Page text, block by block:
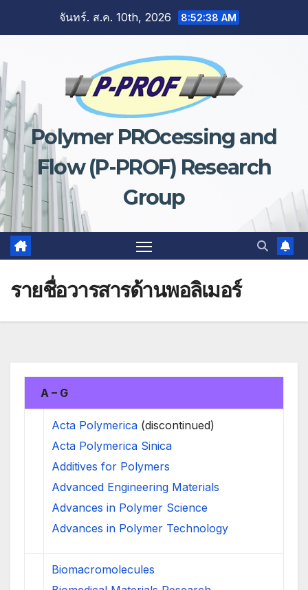
จันทร์. ส.ค. 10th, 2026 8:52:39 AM
Polymer PROcessing and
Flow (P-PROF) Research
Group
รายชื่อวารสารด้านพอลิเมอร์
A – G
Acta Polymerica (discontinued)
Acta Polymerica Sinica
Additives for Polymers
Advanced Engineering Materials
Advances in Polymer Science
Advances in Polymer Technology
Biomacromolecules